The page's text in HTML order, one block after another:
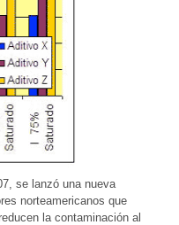
se lanzó una nueva
norteamericanos que
la contaminación al